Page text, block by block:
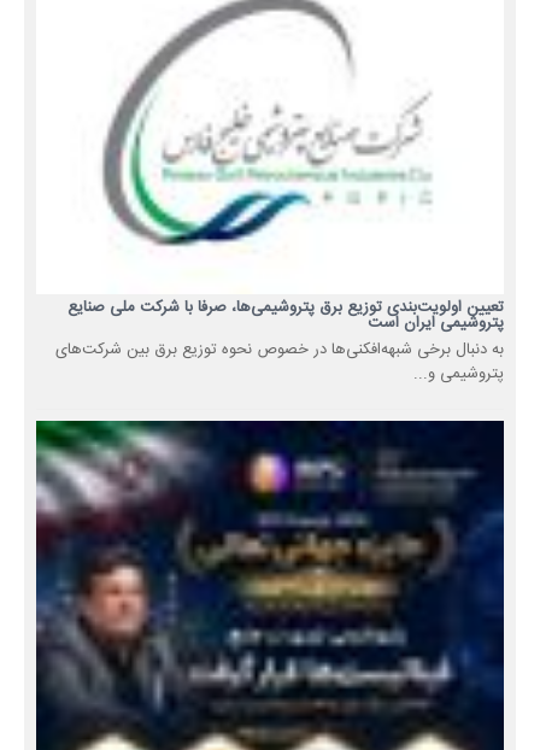
تعیین اولویت‌بندی توزیع برق پتروشیمی‌ها، صرفا با شرکت ملی صنایع
پتروشیمی ایران است
به دنبال برخی شبهه‌افکنی‌ها در خصوص نحوه توزیع برق بین شرکت‌های
پتروشیمی و...